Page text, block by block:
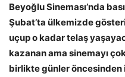
Beyoğlu Sineması’nda
Şubat’ta ülkemizde
uçup o kadar telaş
kazanan ama sinemayı
birlikte günler